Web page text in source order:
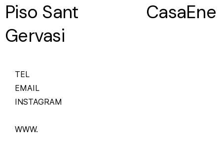
Piso Sant
Gervasi
CasaEne
TEL
EMAIL
INSTAGRAM
WWW.